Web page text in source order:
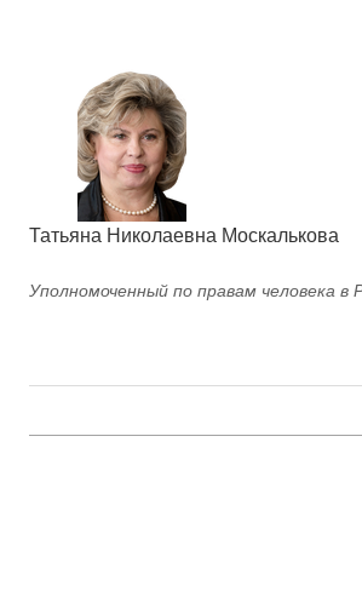
Татьяна Николаевна Москалькова
Уполномоченный по правам человека в